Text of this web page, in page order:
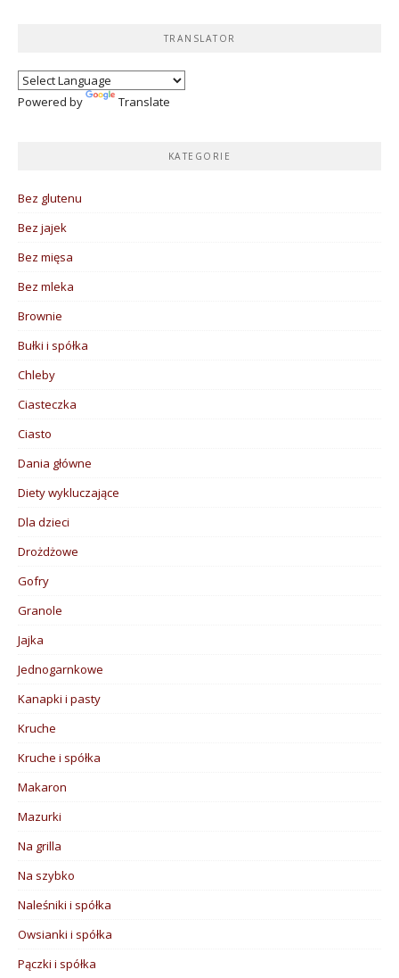
TRANSLATOR
Powered by Translate
KATEGORIE
Bez glutenu
Bez jajek
Bez mięsa
Bez mleka
Brownie
Bułki i spółka
Chleby
Ciasteczka
Ciasto
Dania główne
Diety wykluczające
Dla dzieci
Drożdżowe
Gofry
Granole
Jajka
Jednogarnkowe
Kanapki i pasty
Kruche
Kruche i spółka
Makaron
Mazurki
Na grilla
Na szybko
Naleśniki i spółka
Owsianki i spółka
Pączki i spółka